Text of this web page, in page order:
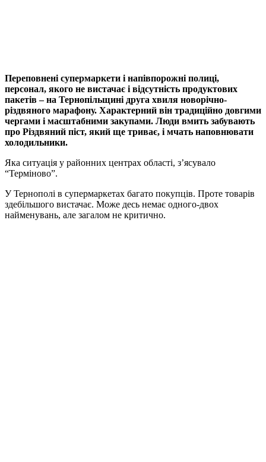
Переповнені супермаркети і напівпорожні полиці,
персонал, якого не вистачає і відсутність продуктових
пакетів – на Тернопільщині друга хвиля новорічно-
різдвяного марафону. Характерний він традиційно довгими
чергами і масштабними закупами. Люди вмить забувають
про Різдвяний піст, який ще триває, і мчать наповнювати
холодильники.
Яка ситуація у районних центрах області, з’ясувало
“Терміново”.
У Тернополі в супермаркетах багато покупців. Проте товарів
здебільшого вистачає. Може десь немає одного-двох
найменувань, але загалом не критично.